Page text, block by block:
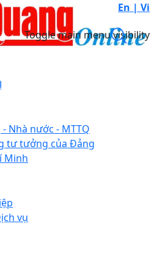
En | Vi
Toggle main menu visibility
Nhà nước - MTTQ
tư tưởng của Đảng
Minh
vụ